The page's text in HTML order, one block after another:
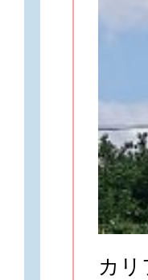
カ